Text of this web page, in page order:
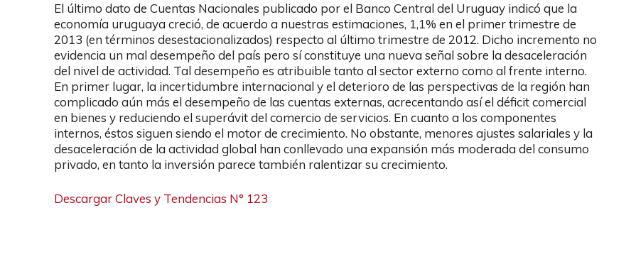
El último dato de Cuentas Nacionales publicado por el Banco Central del Uruguay indicó que la
economía uruguaya creció, de acuerdo a nuestras estimaciones, 1,1% en el primer trimestre de
2013 (en términos desestacionalizados) respecto al último trimestre de 2012. Dicho incremento no
evidencia un mal desempeño del país pero sí constituye una nueva señal sobre la desaceleración
del nivel de actividad. Tal desempeño es atribuible tanto al sector externo como al frente interno.
En primer lugar, la incertidumbre internacional y el deterioro de las perspectivas de la región han
complicado aún más el desempeño de las cuentas externas, acrecentando así el déficit comercial
en bienes y reduciendo el superávit del comercio de servicios. En cuanto a los componentes
internos, éstos siguen siendo el motor de crecimiento. No obstante, menores ajustes salariales y la
desaceleración de la actividad global han conllevado una expansión más moderada del consumo
privado, en tanto la inversión parece también ralentizar su crecimiento.
Descargar Claves y Tendencias N° 123